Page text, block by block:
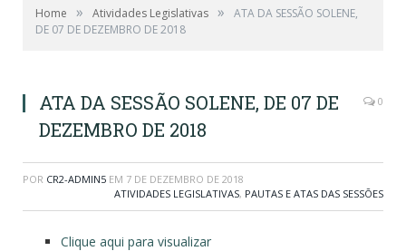
Home » Atividades Legislativas »
ATA DA SESSÃO SOLENE,
DE 07 DE DEZEMBRO DE 2018
ATA DA SESSÃO SOLENE, DE 07 DE
DEZEMBRO DE 2018
0
POR CR2-ADMIN5 EM 7 DE DEZEMBRO DE 2018
ATIVIDADES LEGISLATIVAS, PAUTAS E ATAS DAS SESSÕES
Clique aqui para visualizar